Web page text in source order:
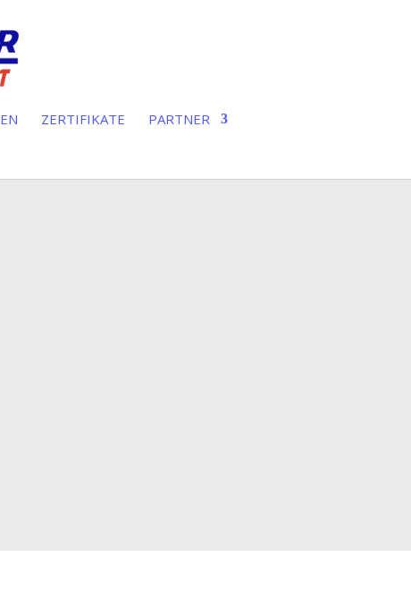
ZERTIFIKATE
PARTNER